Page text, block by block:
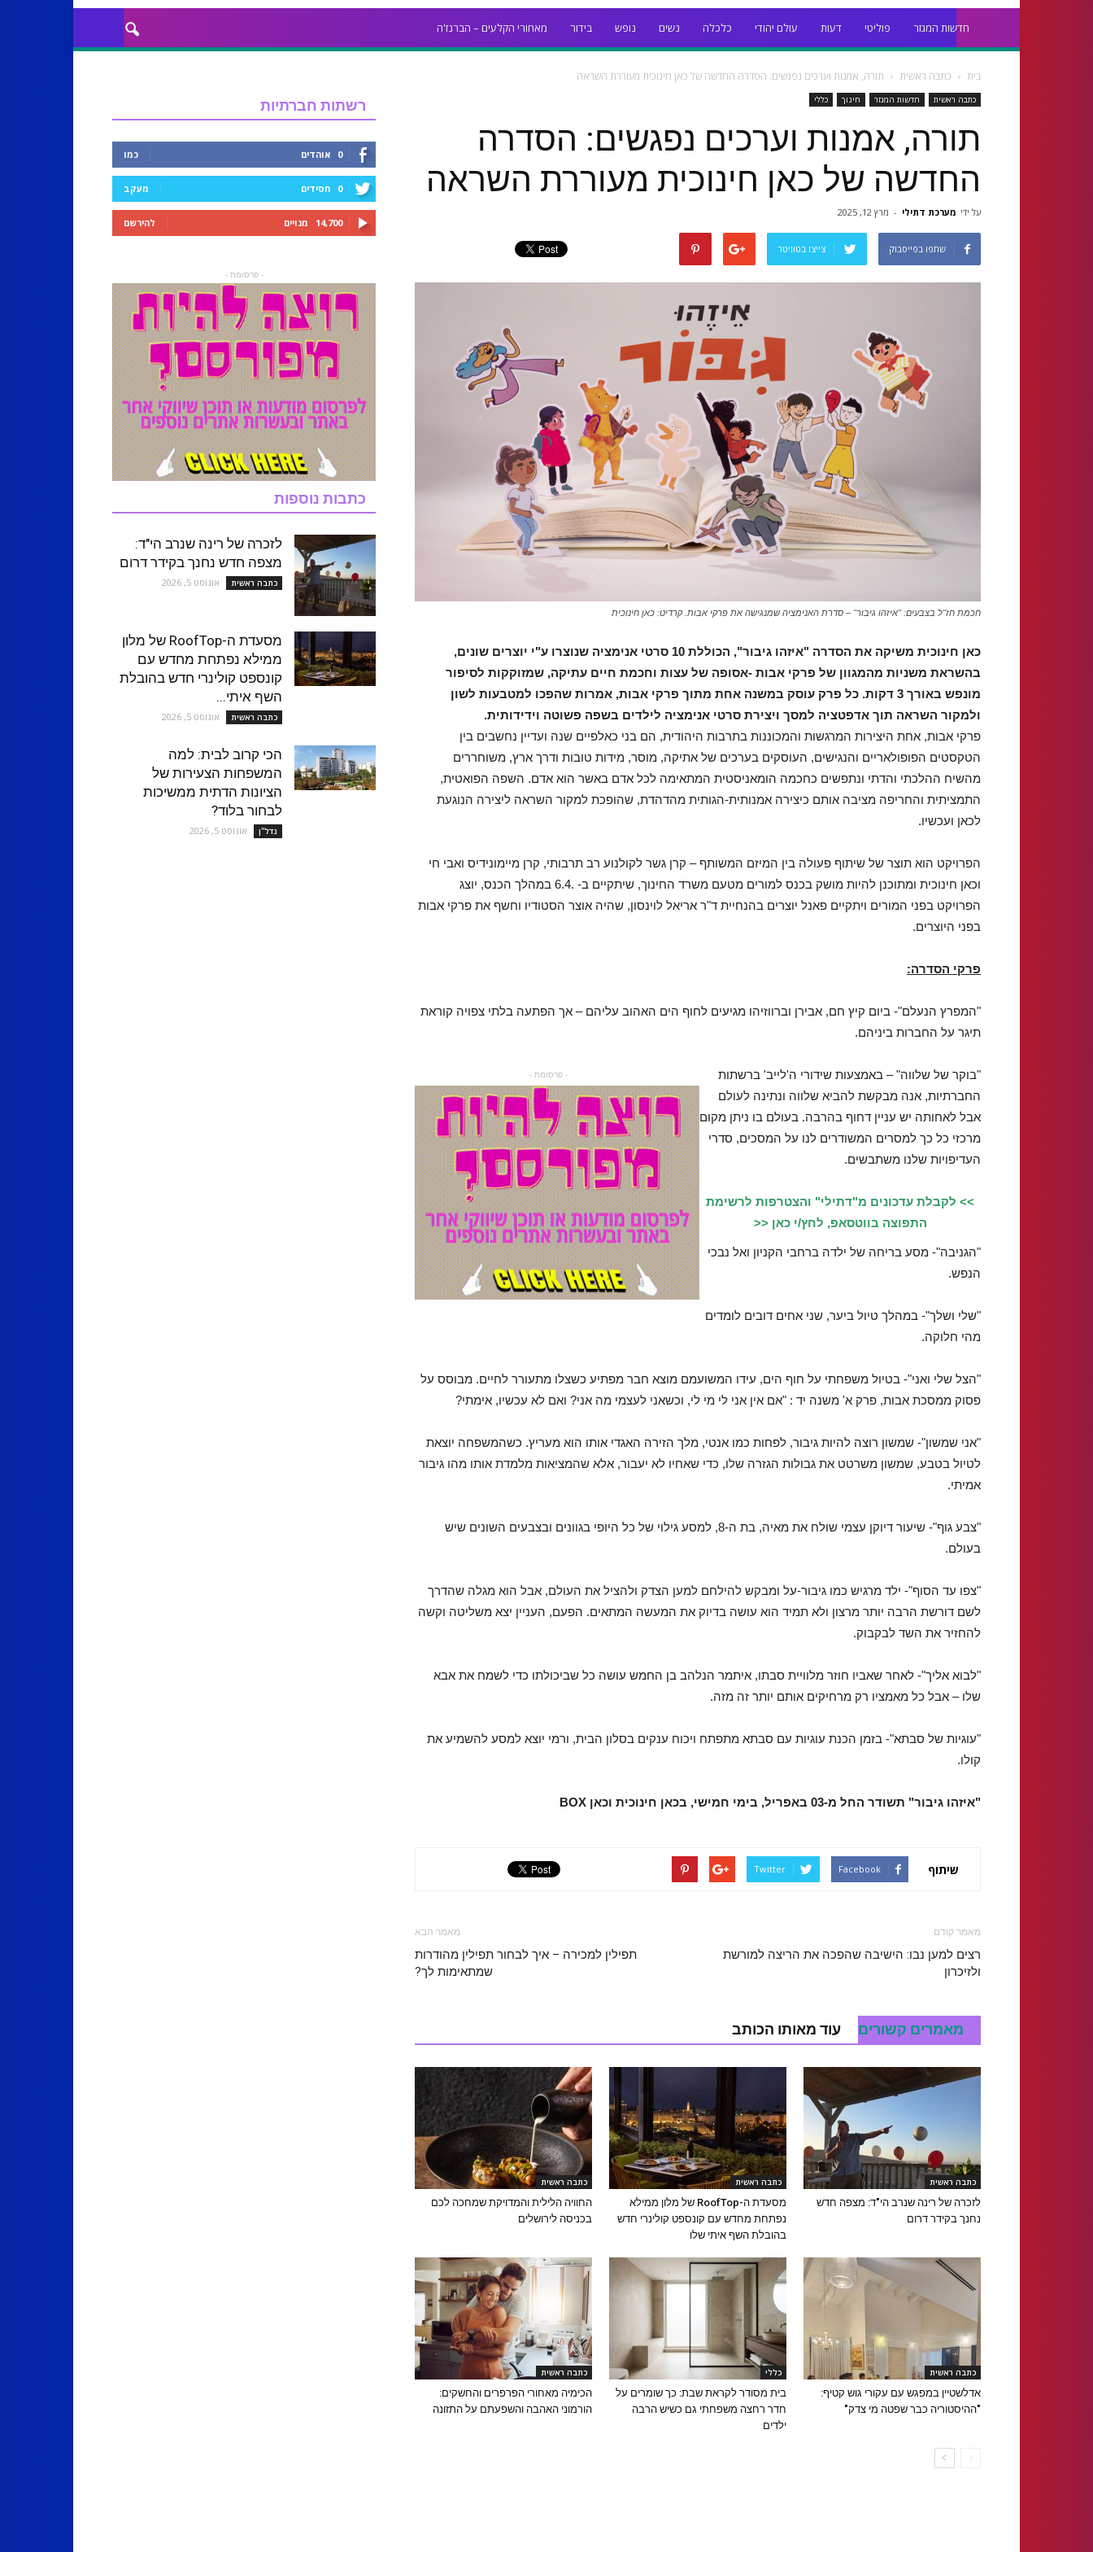
חדשות המגזר פוליטי דעות עולם יהודי כלכלה נשים נופש בידור מאחורי הקלעים – הברנז'ה
בית כתבה ראשית תורה, אמנות וערכים נפגשים: הסדרה החדשה של כאן חינוכית מעוררת השראה
כתבה ראשית חדשות המגזר חינוך כללי
תורה, אמנות וערכים נפגשים: הסדרה
החדשה של כאן חינוכית מעוררת השראה
על ידי מערכת דתילי - מרץ 12, 2025
שתפו בפייסבוק צייצו בטוויטר
חכמת חז"ל בצבעים: "איזהו גיבור" – סדרת האנימציה שמנגישה את פרקי אבות. קרדיט: כאן חינוכית
כאן חינוכית משיקה את הסדרה "איזהו גיבור", הכוללת 10 סרטי אנימציה שנוצרו ע"י יוצרים שונים,
בהשראת משניות מהמגוון של פרקי אבות -אסופה של עצות וחכמת חיים עתיקה, שמזוקקות לסיפור
מונפש באורך 3 דקות. כל פרק עוסק במשנה אחת מתוך פרקי אבות, אמרות שהפכו למטבעות לשון
ולמקור השראה תוך אדפטציה למסך ויצירת סרטי אנימציה לילדים בשפה פשוטה וידידותית.
פרקי אבות, אחת היצירות המרגשות והמכוננות בתרבות היהודית, הם בני כאלפיים שנה ועדיין נחשבים בין
הטקסטים הפופולאריים והנגישים, העוסקים בערכים של אתיקה, מוסר, מידות טובות ודרך ארץ, משוחררים
מהשיח ההלכתי והדתי ונתפשים כחכמה הומאניסטית המתאימה לכל אדם באשר הוא אדם. השפה הפואטית,
התמציתית והחריפה מציבה אותם כיצירה אמנותית-הגותית מהדהדת, שהופכת למקור השראה ליצירה הנוגעת
לכאן ועכשיו.
הפרויקט הוא תוצר של שיתוף פעולה בין המיזם המשותף – קרן גשר לקולנוע רב תרבותי, קרן מיימונידיס ואבי חי
וכאן חינוכית ומתוכנן להיות מושק בכנס למורים מטעם משרד החינוך, שיתקיים ב- .6.4 במהלך הכנס, יוצג
הפרויקט בפני המורים ויתקיים פאנל יוצרים בהנחיית ד"ר אריאל לוינסון, שהיה אוצר הסטודיו וחשף את פרקי אבות
בפני היוצרים.
פרקי הסדרה:
"המפרץ הנעלם"- ביום קיץ חם, אבירן וברווזיהו מגיעים לחוף הים האהוב עליהם – אך הפתעה בלתי צפויה קוראת
תיגר על החברות ביניהם.
- פרסומת -
"בוקר של שלווה" – באמצעות שידורי ה'לייב' ברשתות
החברתיות, אנה מבקשת להביא שלווה ונתינה לעולם
אבל לאחותה יש עניין דחוף בהרבה. בעולם בו ניתן מקום
מרכזי כל כך למסרים המשודרים לנו על המסכים, סדרי
העדיפויות שלנו משתבשים.
>> לקבלת עדכונים מ"דתילי" והצטרפות לרשימת
התפוצה בווטסאפ, לחץ/י כאן <<
"הגניבה"- מסע בריחה של ילדה ברחבי הקניון ואל נבכי
הנפש.
"שלי ושלך"- במהלך טיול ביער, שני אחים דובים לומדים
מהי חלוקה.
"הצל שלי ואני"- בטיול משפחתי על חוף הים, עידו המשועמם מוצא חבר מפתיע כשצלו מתעורר לחיים. מבוסס על
פסוק ממסכת אבות, פרק א' משנה יד : "אם אין אני לי מי לי, וכשאני לעצמי מה אני? ואם לא עכשיו, אימתי?
"אני שמשון"- שמשון רוצה להיות גיבור, לפחות כמו אנטי, מלך הזירה האגדי אותו הוא מעריץ. כשהמשפחה יוצאת
לטיול בטבע, שמשון משרטט את גבולות הגזרה שלו, כדי שאחיו לא יעבור, אלא שהמציאות מלמדת אותו מהו גיבור
אמיתי.
"צבע גוף"- שיעור דיוקן עצמי שולח את מאיה, בת ה-8, למסע גילוי של כל היופי בגוונים ובצבעים השונים שיש
בעולם.
"צפו עד הסוף"- ילד מרגיש כמו גיבור-על ומבקש להילחם למען הצדק ולהציל את העולם, אבל הוא מגלה שהדרך
לשם דורשת הרבה יותר מרצון ולא תמיד הוא עושה בדיוק את המעשה המתאים. הפעם, העניין יצא משליטה וקשה
להחזיר את השד לבקבוק.
"לבוא אליך"- לאחר שאביו חוזר מלוויית סבתו, איתמר הנלהב בן החמש עושה כל שביכולתו כדי לשמח את אבא
שלו – אבל כל מאמציו רק מרחיקים אותם יותר זה מזה.
"עוגיות של סבתא"- בזמן הכנת עוגיות עם סבתא מתפתח ויכוח ענקים בסלון הבית, ורמי יוצא למסע להשמיע את
קולו.
"איזהו גיבור" תשודר החל מ-03 באפריל, בימי חמישי, בכאן חינוכית וכאן BOX
שיתוף Facebook
Twitter
מאמר קודם
רצים למען נבו: הישיבה שהפכה את הריצה למורשת
ולזיכרון
מאמר הבא
תפילין למכירה – איך לבחור תפילין מהודרות
שמתאימות לך?
מאמרים קשורים עוד מאותו הכותב
כתבה ראשית
לזכרה של רינה שנרב הי"ד: מצפה חדש
נחנך בקידר דרום
כתבה ראשית
מסעדת ה-RoofTop של מלון ממילא
נפתחת מחדש עם קונספט קולינרי חדש
בהובלת השף איתי שלו
כתבה ראשית
החוויה הלילית והמדויקת שמחכה לכם
בכניסה לירושלים
כתבה ראשית
אדלשטיין במפגש עם עקורי גוש קטיף:
"ההיסטוריה כבר שפטה מי צדק"
כללי
בית מסודר לקראת שבת: כך שומרים על
חדר רחצה משפחתי גם כשיש הרבה
ילדים
כתבה ראשית
הכימיה מאחורי הפרפרים והחשקים:
הורמוני האהבה והשפעתם על התזונה
רשתות חברתיות
0 אוהדים כמו
0 חסידים מעקב
14,700 מנויים להירשם
- פרסומת -
כתבות נוספות
לזכרה של רינה שנרב הי"ד:
מצפה חדש נחנך בקידר דרום
כתבה ראשית אוגוסט 5, 2026
מסעדת ה-RoofTop של מלון
ממילא נפתחת מחדש עם
קונספט קולינרי חדש בהובלת
השף איתי...
כתבה ראשית אוגוסט 5, 2026
הכי קרוב לבית: למה
המשפחות הצעירות של
הציונות הדתית ממשיכות
לבחור בלוד?
נדל''ן אוגוסט 5, 2026